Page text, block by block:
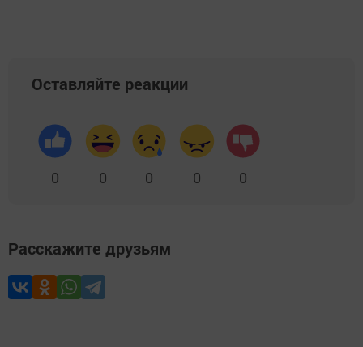
Оставляйте реакции
0 0 0 0 0
Расскажите друзьям